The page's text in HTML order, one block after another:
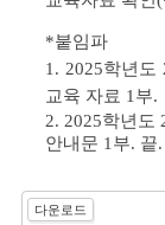
*붙임파
1. 2025학년도
교육 자료 1부.
2. 2025학년도
안내문 1부. 끝.
다운로드